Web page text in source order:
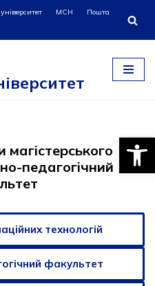
МСН
Пошта
магістерського
педагогічний
технологій
факультет